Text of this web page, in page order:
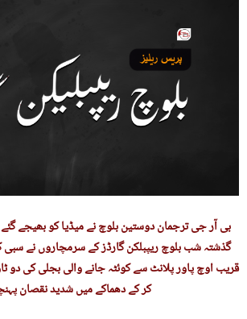
بی آر جی ترجمان دوستین بلوچ نے میڈیا کو بھیجے گئے
گذشتہ شب بلوچ ریپبلکن گارڈز کے سرمچاروں نے سبی
قریب اوچ پاور پلانٹ سے کوئٹہ جانے والی بجلی کی دو
کر کے دھماکے میں شدید نقصان